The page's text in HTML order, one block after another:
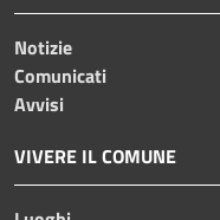
Notizie
Comunicati
Avvisi
VIVERE IL COMUNE